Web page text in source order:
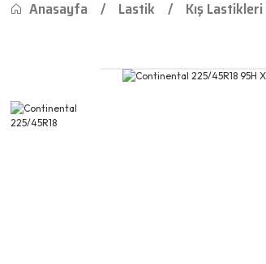
Anasayfa Lastik Kış Lastikleri